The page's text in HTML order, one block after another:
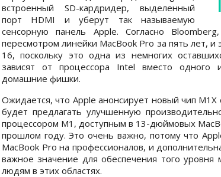
встроенный SD-кардридер, выделенный
порт HDMI и уберут так называемую
сенсорную панель Apple. Согласно
пересмотром линейки MacBook Pro за пять лет,
16, поскольку это одна из немногих
зависят от процессора Intel вместо одного
домашние фишки.
Ожидается, что Apple анонсирует новый чип
будет предлагать улучшенную
процессором M1, доступным в 13-дюймовых
прошлом году. Это очень важно, потому что
MacBook Pro на профессионалов, и
важное значение для обеспечения того уровня
людям в этих областях.